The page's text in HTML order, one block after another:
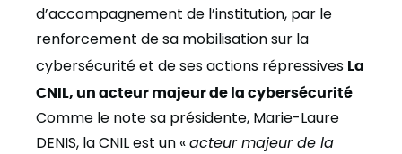
d’accompagnement de l’institution, par le
renforcement de sa mobilisation sur la
cybersécurité et de ses actions répressives La
CNIL, un acteur majeur de la cybersécurité
Comme le note sa présidente, Marie-Laure
DENIS, la CNIL est un «acteur majeur de la